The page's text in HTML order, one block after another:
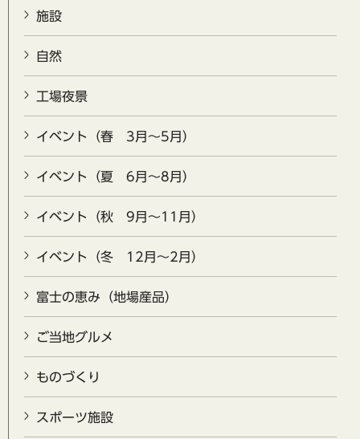
施設
自然
工場夜景
イベント（春 3月～5月）
イベント（夏 6月～8月）
イベント（秋 9月～11月）
イベント（冬 12月～2月）
富士の恵み（地場産品）
ご当地グルメ
ものづくり
スポーツ施設